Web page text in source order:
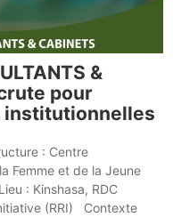
&
pour
institutionnelles
: Centre
Femme et de la Jeune
: Kinshasa, RDC
(RRI) Contexte